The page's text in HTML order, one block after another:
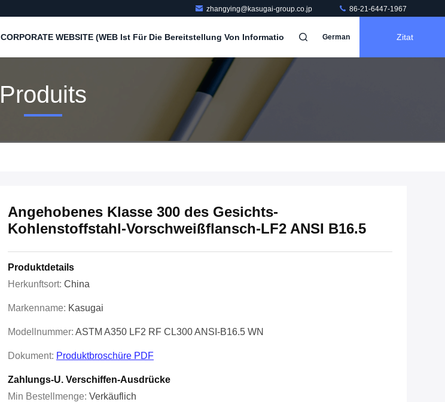
zhangying@kasugai-group.co.jp 86-21-6447-1967
CORPORATE WEBSITE (WEB Ist Für Die Bereitstellung Von Informatio German Zitat
Produits
Angehobenes Klasse 300 des Gesichts-
Kohlenstoffstahl-Vorschweißflansch-LF2 ANSI B16.5
Produktdetails
Herkunftsort: China
Markenname: Kasugai
Modellnummer: ASTM A350 LF2 RF CL300 ANSI-B16.5 WN
Dokument: Produktbroschüre PDF
Zahlungs-U. Verschiffen-Ausdrücke
Min Bestellmenge: Verkäuflich